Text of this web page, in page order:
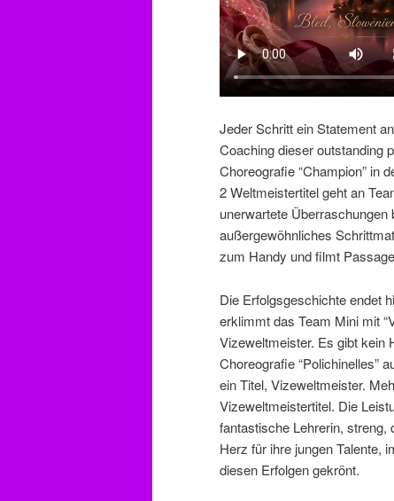
Jeder Schritt ein Statement
Coaching dieser outstanding
Choreografie “Champion” in
2 Weltmeistertitel geht an
unerwartete
außergewöhnliches
zum Handy und filmt
Die Erfolgsgeschichte endet
erklimmt das Team Mini mit
Vizeweltmeister. Es gibt kein
Choreografie “Polichinelles”
ein Titel, Vizeweltmeister.
Vizeweltmeistertitel. Die
fantastische Lehrerin, streng,
Herz für ihre jungen Talente,
diesen Erfolgen gekrönt.